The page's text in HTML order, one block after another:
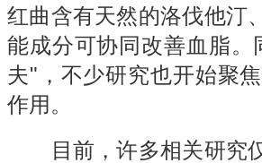
红曲含有天然的洛伐他汀
能成分可协同改善血脂
夫"，不少研究也开始聚
作用。
目前，许多相关研究仅